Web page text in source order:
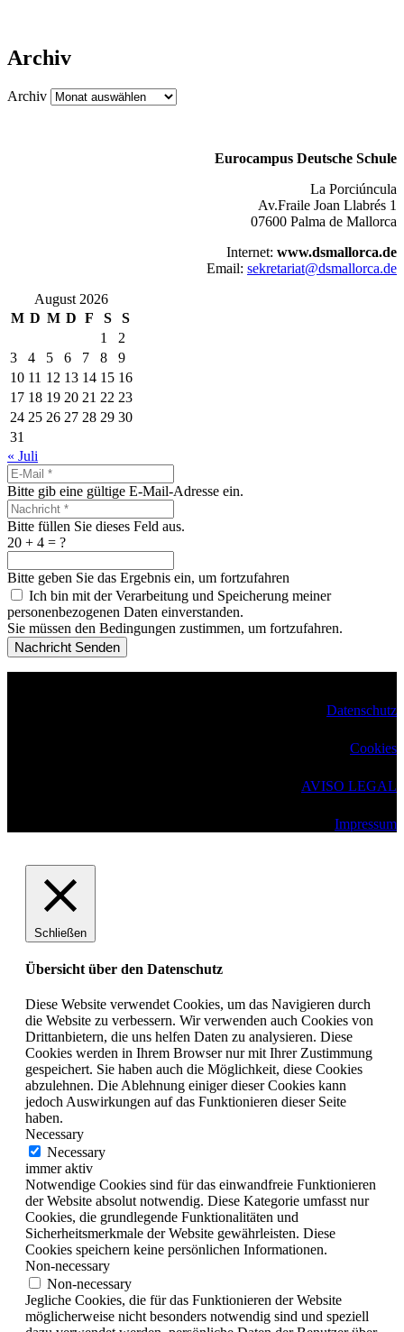
Archiv
Archiv
Eurocampus Deutsche Schule
La Porciúncula
Av.Fraile Joan Llabrés 1
07600 Palma de Mallorca
Internet: www.dsmallorca.de
Email: sekretariat@dsmallorca.de
August 2026
M D M D F S
S
1
2
3
4 5 6 7 8
9
10 11 12 13 14 15 16
17 18 19 20 21 22 23
24 25 26 27 28 29 30
31
« Juli
Bitte gib eine gültige E-Mail-Adresse ein.
Bitte füllen Sie dieses Feld aus.
20 + 4 = ?
Bitte geben Sie das Ergebnis ein, um fortzufahren
Ich bin mit der Verarbeitung und Speicherung meiner
personenbezogenen Daten einverstanden.
Sie müssen den Bedingungen zustimmen, um fortzufahren.
Nachricht Senden
Datenschutz
Cookies
AVISO LEGAL
Impressum
Schließen
Übersicht über den Datenschutz
Diese Website verwendet Cookies, um das Navigieren durch
die Website zu verbessern. Wir verwenden auch Cookies von
Drittanbietern, die uns helfen Daten zu analysieren. Diese
Cookies werden in Ihrem Browser nur mit Ihrer Zustimmung
gespeichert. Sie haben auch die Möglichkeit, diese Cookies
abzulehnen. Die Ablehnung einiger dieser Cookies kann
jedoch Auswirkungen auf das Funktionieren dieser Seite
haben.
Necessary
Necessary
immer aktiv
Notwendige Cookies sind für das einwandfreie Funktionieren
der Website absolut notwendig. Diese Kategorie umfasst nur
Cookies, die grundlegende Funktionalitäten und
Sicherheitsmerkmale der Website gewährleisten. Diese
Cookies speichern keine persönlichen Informationen.
Non-necessary
Non-necessary
Jegliche Cookies, die für das Funktionieren der Website
möglicherweise nicht besonders notwendig sind und speziell